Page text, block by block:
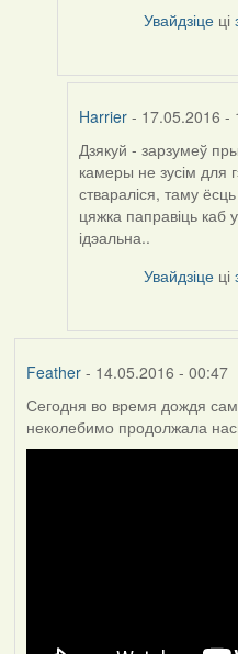
Увайдзіце ці
Harrier - 17.05.2016 -
In
reply
to
by
Однако
Дзякуй - зарзумеў
камеры не зусім для
ствараліся, таму
цяжка паправіць каб
ідэальна..
Увайдзіце ці
Feather- 14.05.2016 - 00:47
Сегодня во время дождя
неколебимо продолжала